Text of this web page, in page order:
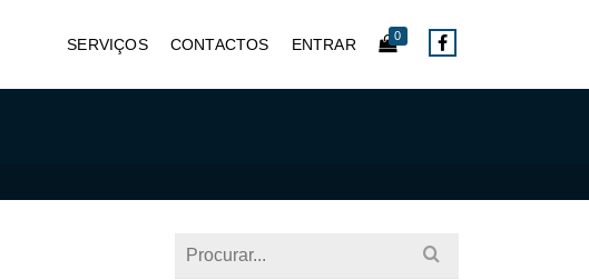
SERVIÇOS CONTACTOS ENTRAR 0
Search